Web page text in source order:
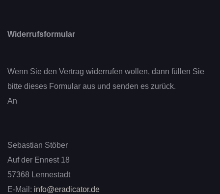
Widerrufsformular
Wenn Sie den Vertrag widerrufen wollen, dann füllen Sie
bitte dieses Formular aus und senden es zurück.
An
Sebastian Stöber
Auf der Ennest 18
57368 Lennestadt
E-Mail: info@eradicator.de